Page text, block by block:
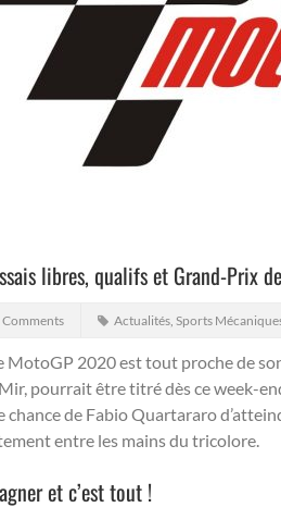
libres, qualifs et Grand-Prix
Comments Actualités, Sports
MotoGP 2020 est tout proche de
pourrait être titré dès ce week-
de Fabio Quartararo
entre les mains du tricolore.
et c’est tout !